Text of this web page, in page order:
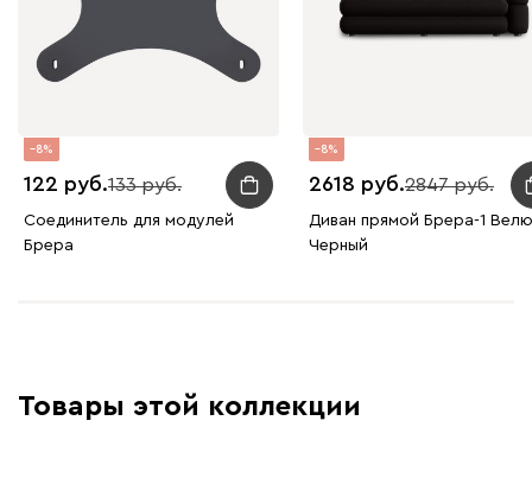
8
122 133
Соединитель для модулей
Брера
8
2618 2847
Диван прямой Брера-1
Черный
Товары этой коллекции